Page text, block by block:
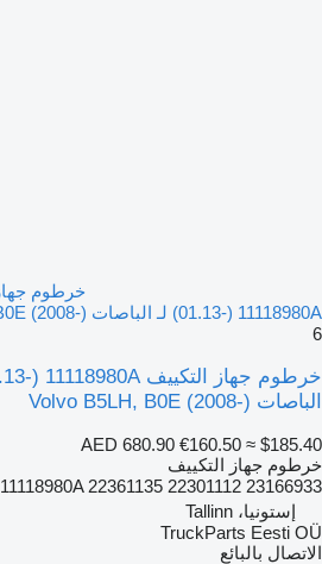
(01.13-) 11118980A لـ الباصات Volvo B5LH, B0E (2008-)
6
الباصات Volvo B5LH, B0E (2008-)
AED 680.90 €160.50 ≈ $185.40
خرطوم جهاز التكييف
11118980A 22361135 22301112 23166933
إستونيا، Tallinn
TruckParts Eesti OÜ
الاتصال بالبائع